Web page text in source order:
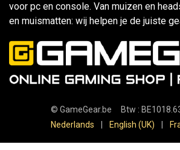
voor pc en console. Van muizen en
en muismatten: wij helpen je de juiste
© GameGear.be Btw :
Nederlands
English (UK)